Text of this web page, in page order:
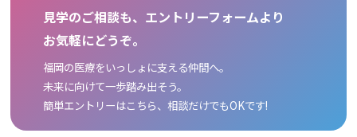
見学のご相談も、エントリーフォームより
お気軽にどうぞ。
福岡の医療をいっしょに支える仲間へ。
未来に向けて一歩踏み出そう。
簡単エントリーはこちら、相談だけでもOKです!